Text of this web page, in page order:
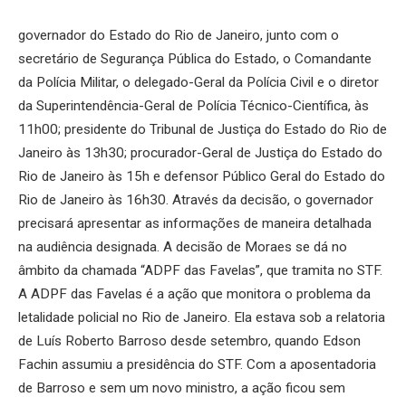
governador do Estado do Rio de Janeiro, junto com o
secretário de Segurança Pública do Estado, o Comandante
da Polícia Militar, o delegado-Geral da Polícia Civil e o diretor
da Superintendência-Geral de Polícia Técnico-Científica, às
11h00; presidente do Tribunal de Justiça do Estado do Rio de
Janeiro às 13h30; procurador-Geral de Justiça do Estado do
Rio de Janeiro às 15h e defensor Público Geral do Estado do
Rio de Janeiro às 16h30. Através da decisão, o governador
precisará apresentar as informações de maneira detalhada
na audiência designada. A decisão de Moraes se dá no
âmbito da chamada “ADPF das Favelas”, que tramita no STF.
A ADPF das Favelas é a ação que monitora o problema da
letalidade policial no Rio de Janeiro. Ela estava sob a relatoria
de Luís Roberto Barroso desde setembro, quando Edson
Fachin assumiu a presidência do STF. Com a aposentadoria
de Barroso e sem um novo ministro, a ação ficou sem